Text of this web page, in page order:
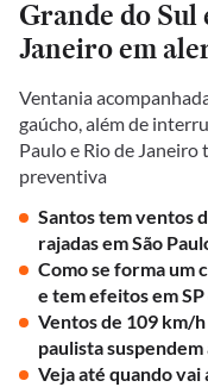
Grande do Sul
Janeiro em
Ventania
gaúcho, além de
Paulo e Rio de Janeiro
preventiva
Santos tem ventos
rajadas em São
Como se forma um
e tem efeitos em
Ventos de 109 km/
paulista
Veja até quando